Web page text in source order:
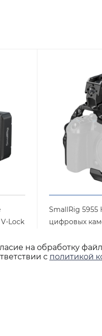
на обработку
с политикой
Lock
SmallRig 5955
цифровых
Нет в наличии